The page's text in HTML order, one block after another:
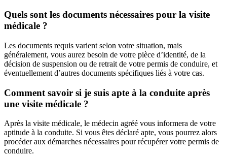
Quels sont les documents nécessaires pour la visite
médicale ?
Les documents requis varient selon votre situation, mais
généralement, vous aurez besoin de votre pièce d’identité, de la
décision de suspension ou de retrait de votre permis de conduire, et
éventuellement d’autres documents spécifiques liés à votre cas.
Comment savoir si je suis apte à la conduite après
une visite médicale ?
Après la visite médicale, le médecin agréé vous informera de votre
aptitude à la conduite. Si vous êtes déclaré apte, vous pourrez alors
procéder aux démarches nécessaires pour récupérer votre permis de
conduire.